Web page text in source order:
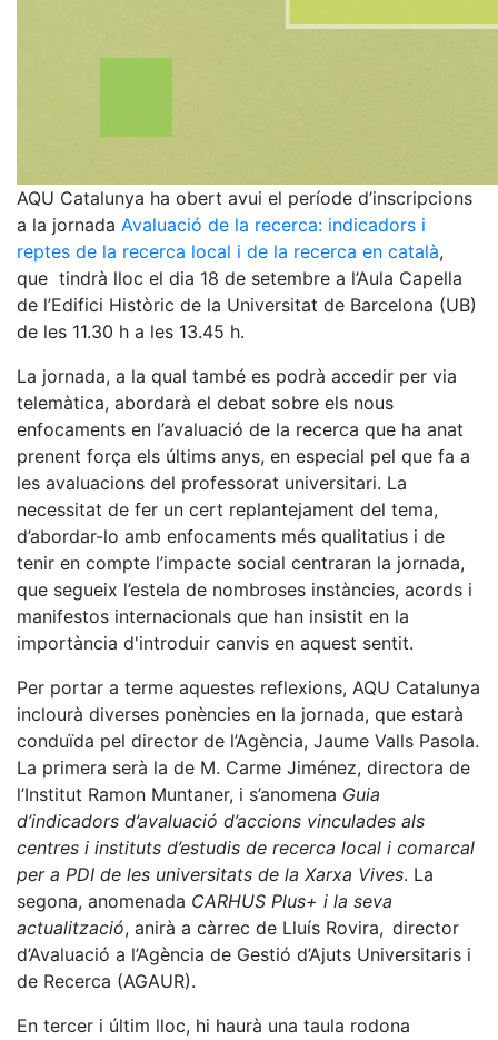
AQU Catalunya ha obert avui el període d’inscripcions
a la jornada Avaluació de la recerca: indicadors i
reptes de la recerca local i de la recerca en català,
que tindrà lloc el dia 18 de setembre a l’Aula Capella
de l’Edifici Històric de la Universitat de Barcelona (UB)
de les 11.30 h a les 13.45 h.
La jornada, a la qual també es podrà accedir per via
telemàtica, abordarà el debat sobre els nous
enfocaments en l’avaluació de la recerca que ha anat
prenent força els últims anys, en especial pel que fa a
les avaluacions del professorat universitari. La
necessitat de fer un cert replantejament del tema,
d’abordar-lo amb enfocaments més qualitatius i de
tenir en compte l’impacte social centraran la jornada,
que segueix l’estela de nombroses instàncies, acords i
manifestos internacionals que han insistit en la
importància d'introduir canvis en aquest sentit.
Per portar a terme aquestes reflexions, AQU Catalunya
inclourà diverses ponències en la jornada, que estarà
conduïda pel director de l’Agència, Jaume Valls Pasola.
La primera serà la de M. Carme Jiménez, directora de
l’Institut Ramon Muntaner, i s’anomena Guia
d’indicadors d’avaluació d’accions vinculades als
centres i instituts d’estudis de recerca local i comarcal
per a PDI de les universitats de la Xarxa Vives. La
segona, anomenada CARHUS Plus+ i la seva
actualització, anirà a càrrec de Lluís Rovira, director
d’Avaluació a l’Agència de Gestió d’Ajuts Universitaris i
de Recerca (AGAUR).
En tercer i últim lloc, hi haurà una taula rodona